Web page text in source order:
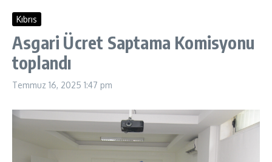
Kıbrıs
Asgari Ücret Saptama Komisyonu
toplandı
Temmuz 16, 2025 1:47 pm